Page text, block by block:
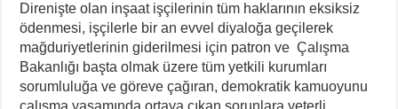
Direnişte olan inşaat işçilerinin tüm haklarının eksiksiz
ödenmesi, işçilerle bir an evvel diyaloğa geçilerek
mağduriyetlerinin giderilmesi için patron ve Çalışma
Bakanlığı başta olmak üzere tüm yetkili kurumları
sorumluluğa ve göreve çağıran, demokratik kamuoyunu